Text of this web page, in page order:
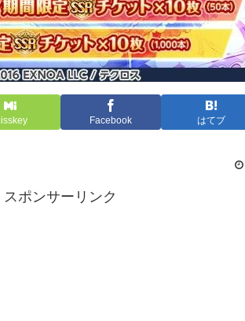
Facebook はてブ
スポンサーリンク